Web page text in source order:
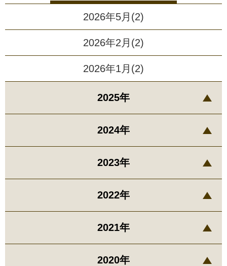
2026年5月(2)
2026年2月(2)
2026年1月(2)
2025年
2024年
2023年
2022年
2021年
2020年